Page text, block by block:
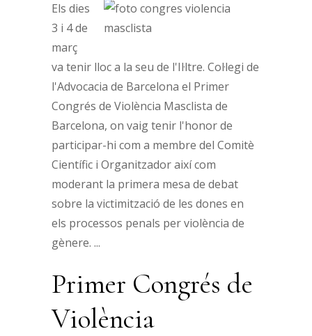
Els dies
3 i 4 de
març
va tenir lloc a la seu de l'Il·ltre. Col·legi de
l'Advocacia de Barcelona el Primer
Congrés de Violència Masclista de
Barcelona, on vaig tenir l'honor de
participar-hi com a membre del Comitè
Científic i Organitzador així com
moderant la primera mesa de debat
sobre la victimització de les dones en
els processos penals per violència de
gènere.
Primer Congrés de
Violència